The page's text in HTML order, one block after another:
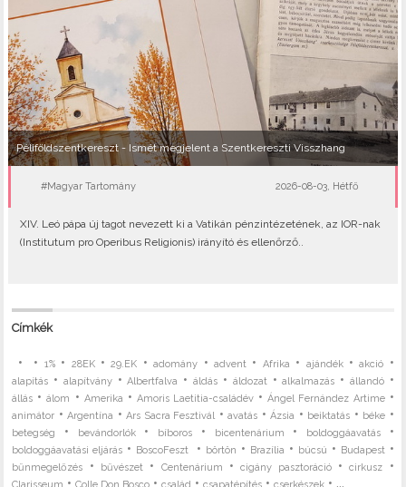
Péliföldszentkereszt - Ismét megjelent a Szentkereszti Visszhang
#Magyar Tartomány 2026-08-03, Hétfő
XIV. Leó pápa új tagot nevezett ki a Vatikán pénzintézetének, az IOR-nak
(Institutum pro Operibus Religionis) irányító és ellenőrző..
Címkék
• • 1%• 28EK•29.EK •adomány •advent • Afrika • ajándék•akció •
alapítás • alapítvány•Albertfalva •áldás • áldozat•alkalmazás • állandó•
állás •álom • Amerika • Amoris Laetitia-családév •Ángel Fernández Artime•
animátor •Argentína •Ars Sacra Fesztivál •avatás •Ázsia • beiktatás • béke •
betegség • bevándorlók• bíboros • bicentenárium • boldoggáavatás•
boldoggáavatási eljárás • BoscoFeszt • börtön • Brazília • búcsú • Budapest•
bűnmegelőzés • bűvészet• Centenárium •cigány pasztoráció•cirkusz •
• • • • • ...